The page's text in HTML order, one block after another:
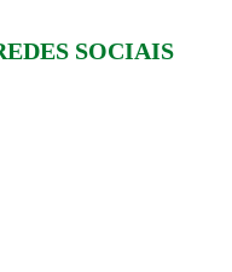
SOCIAIS